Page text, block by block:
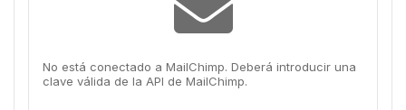
No está conectado a MailChimp. Deberá introducir una
clave válida de la API de MailChimp.